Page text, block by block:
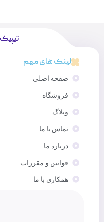
تیپیک
لینک های مهم
صفحه اصلی
فروشگاه
وبلاگ
تماس با ما
درباره ما
قوانین و مقررات
همکاری با ما